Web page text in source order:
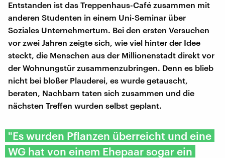
Entstanden ist das Treppenhaus-Café zusammen mit
anderen Studenten in einem Uni-Seminar über
Soziales Unternehmertum. Bei den ersten Versuchen
vor zwei Jahren zeigte sich, wie viel hinter der Idee
steckt, die Menschen aus der Millionenstadt direkt vor
der Wohnungstür zusammenzubringen. Denn es blieb
nicht bei bloßer Plauderei, es wurde getauscht,
beraten, Nachbarn taten sich zusammen und die
nächsten Treffen wurden selbst geplant.
"Es wurden Pflanzen überreicht und eine
WG hat von einem Ehepaar sogar ein